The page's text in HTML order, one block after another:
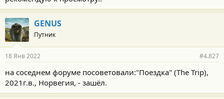
GENUS
Путник
18 Янв 2022 #4.827
на соседнем форуме посоветовали:"Поездка" (The Trip),
2021г.в., Норвегия, - зашёл.